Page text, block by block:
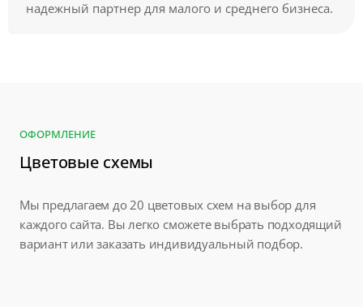
надежный партнер для малого и среднего бизнеса.
ОФОРМЛЕНИЕ
Цветовые схемы
Мы предлагаем до 20 цветовых схем на выбор для
каждого сайта. Вы легко сможете выбрать подходящий
вариант или заказать индивидуальный подбор.